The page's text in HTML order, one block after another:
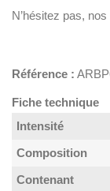
N’hésitez pas,
Référence :
Fiche technique
Intensité
Composition
Contenant